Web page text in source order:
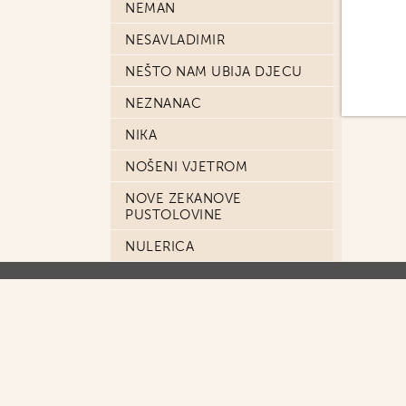
NEMAN
NESAVLADIMIR
NEŠTO NAM UBIJA DJECU
NEZNANAC
NIKA
NOŠENI VJETROM
NOVE ZEKANOVE
PUSTOLOVINE
NULERICA
ODA KIRIHITU